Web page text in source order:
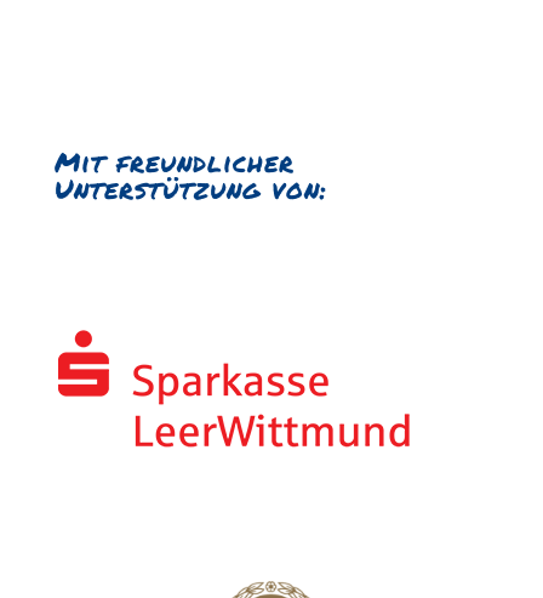
Mit freundlicher
Unterstützung von: